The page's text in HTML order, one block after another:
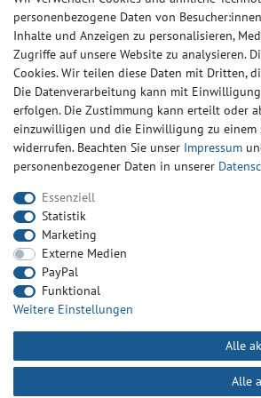
personenbezogene Daten von
Inhalte und Anzeigen zu personalisieren,
Zugriffe auf unsere Website zu analysieren.
Cookies. Wir teilen diese Daten mit Dritten,
Die Datenverarbeitung kann mit
erfolgen. Die Zustimmung kann erteilt oder
einzuwilligen und die Einwilligung zu einem
widerrufen. Beachten Sie unser Impressum
personenbezogener Daten in unserer
Essenziell
Statistik
Marketing
Externe Medien
PayPal
Funktional
Weitere Einstellungen
Alle
Alle